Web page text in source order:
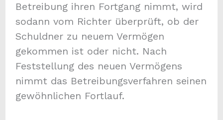
Betreibung ihren Fortgang nimmt, wird
sodann vom Richter überprüft, ob der
Schuldner zu neuem Vermögen
gekommen ist oder nicht. Nach
Feststellung des neuen Vermögens
nimmt das Betreibungsverfahren seinen
gewöhnlichen Fortlauf.